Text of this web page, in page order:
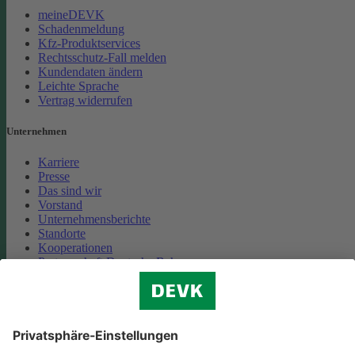
meineDEVK
Schadenmeldung
Kfz-Produktservices
Rechtsschutz-Fall melden
Kundendaten ändern
Leichte Sprache
Vertrag widerrufen
Unternehmen
Karriere
Presse
Das sind wir
Vorstand
Unternehmensberichte
Standorte
Kooperationen
Partnerschaft Deutsche Bahn